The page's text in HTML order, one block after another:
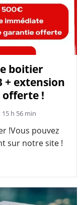
boitier
+ extension
offerte !
15 h 56 min
!Vous pouvez
sur notre site !